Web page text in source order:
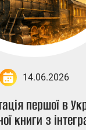
14.06.2026
першої в
книги з